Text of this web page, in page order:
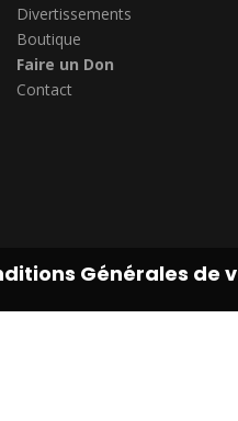
Divertissements
Boutique
Faire un Don
Contact
Générales de